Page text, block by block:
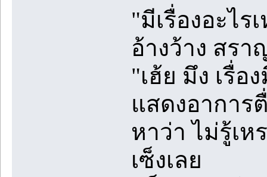
"มีเรื่องอะไ
อ้างว้าง สร
"เฮ้ย มึง เรื่
แสดงอาการ
หาว่า ไม่รู้เห
เซ็งเลย